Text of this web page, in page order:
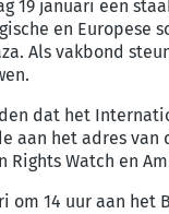
19 januari een
en
Als vakbond
dat het
aan het adres
Watch en
om 14 uur aan